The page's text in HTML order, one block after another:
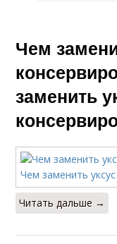
Рисовый
Уксус в
Заправка
яблочного
Чем
заменить
Читать дальше →